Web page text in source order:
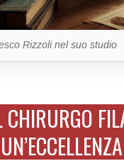
Rizzoli nel suo studio